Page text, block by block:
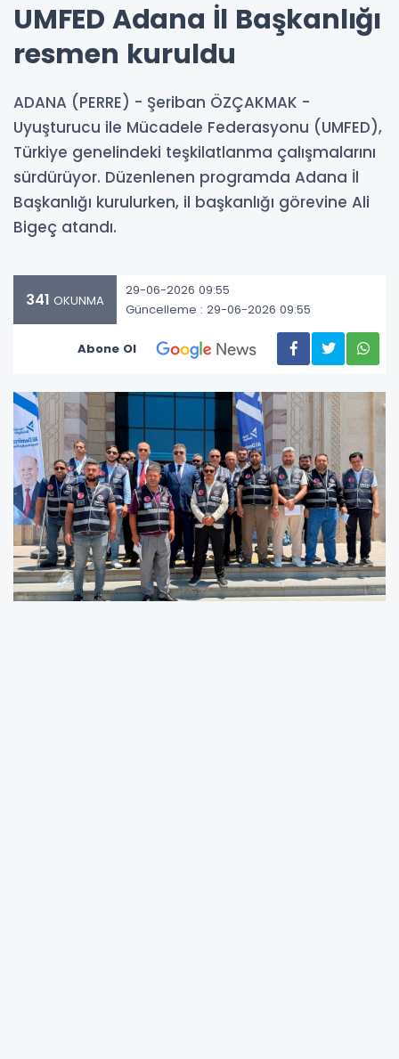
UMFED Adana İl Başkanlığı
resmen kuruldu
ADANA (PERRE) - Şeriban ÖZÇAKMAK -
Uyuşturucu ile Mücadele Federasyonu (UMFED),
Türkiye genelindeki teşkilatlanma çalışmalarını
sürdürüyor. Düzenlenen programda Adana İl
Başkanlığı kurulurken, il başkanlığı görevine Ali
Bigeç atandı.
341 OKUNMA
29-06-2026 09:55
Güncelleme : 29-06-2026 09:55
Abone Ol